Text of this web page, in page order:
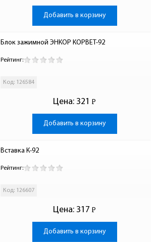
Добавить в корзину
Блок зажимной ЭНКОР КОРВЕТ-92
Рейтинг:
Код: 126584
Цена: 321 Р
-
Добавить в корзину
Вставка К-92
Рейтинг:
Код: 126607
Цена: 317 Р
-
Добавить в корзину